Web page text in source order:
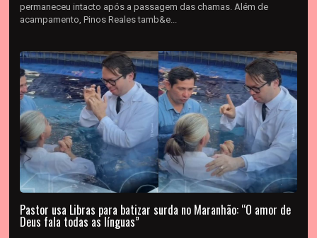
permaneceu intacto após a passagem das chamas. Além de
acampamento, Pinos Reales tamb&e...
Pastor usa Libras para batizar surda no Maranhão: “O amor de
Deus fala todas as línguas”